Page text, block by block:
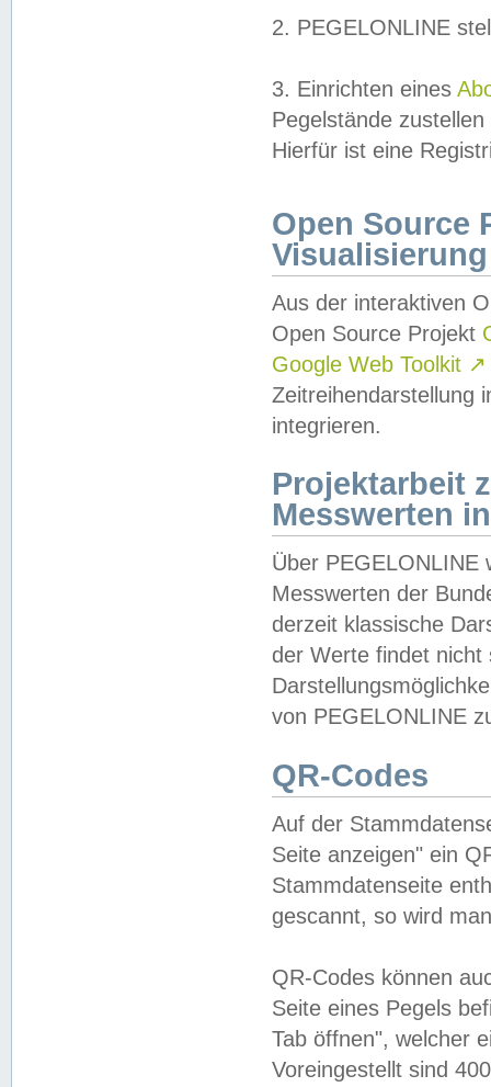
2. PEGELONLINE
3. Einrichten eines
Pegelstände
Hierfür ist eine
Open Source
Visualisierung
Aus der interaktiven
Open Source Projekt
Google Web Toolkit ↗
Zeitreihendarstellung
integrieren.
Projektarbeit
Messwerten
Über PEGELONLINE
Messwerten der
derzeit klassische
der Werte findet
von PEGELONLINE
QR-Codes
Auf der
Seite anzeigen" ein
Stammdatenseite
gescannt, so wird
QR-Codes können
Seite eines Pegels
Tab öffnen", welcher
Voreingestellt sind